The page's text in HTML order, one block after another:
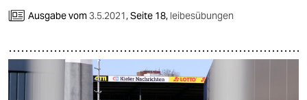
Ausgabe vom3.5.2021,Seite 18, leibesübungen